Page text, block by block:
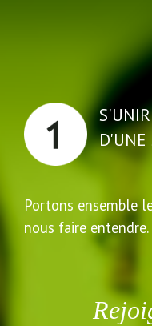
D'UNE
Portons ensemble
nous faire entendre.